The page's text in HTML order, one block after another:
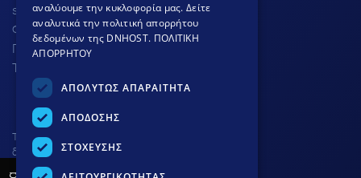
support
dnhost.gr
Φόρμα επικοινωνίας
Γνωσιακή βάση
Τρόποι Πληρωμής
Το site προστατεύεται από
δικαιώματα πνευματικής
ιδιοκτησίας © DNHOST 2000 -
αναλύουμε την κυκλοφορία μας. Δείτε
αναλυτικά την πολιτική απορρήτου
δεδομένων της DNHOST. ΠΟΛΙΤΙΚΗ
ΑΠΟΡΡΗΤΟΥ
ΑΠΟΛΥΤΩΣ ΑΠΑΡΑΙΤΗΤΑ
ΑΠΟΔΟΣΗΣ
ΣΤΟΧΕΥΣΗΣ